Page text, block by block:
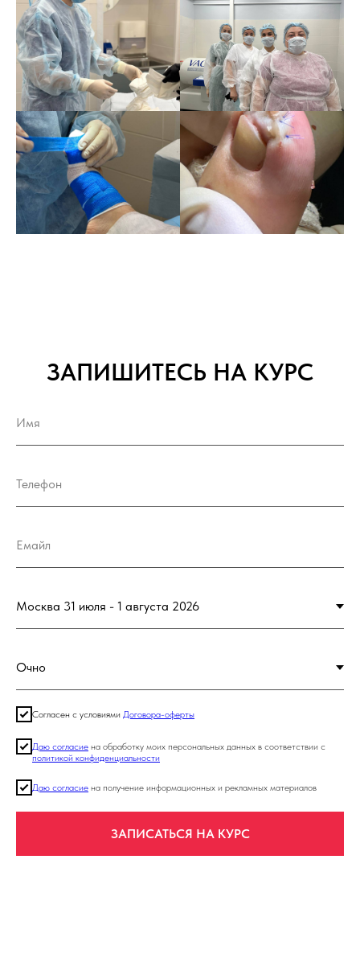
ЗАПИШИТЕСЬ НА КУРС
Согласен с условиями Договора-оферты
Даю согласие на обработку моих персональных данных в соответствии с
политикой конфиденциальности
Даю согласие на получение информационных и рекламных материалов
ЗАПИСАТЬСЯ НА КУРС